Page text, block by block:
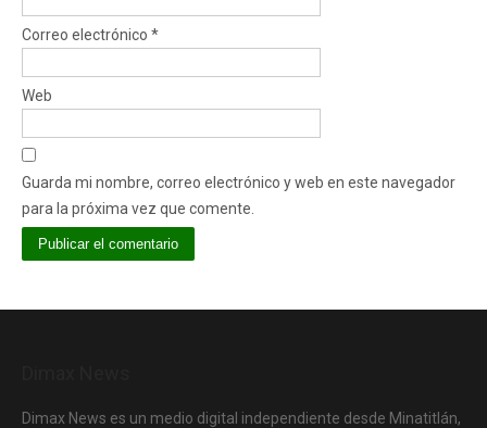
Correo electrónico *
Web
Guarda mi nombre, correo electrónico y web en este navegador
para la próxima vez que comente.
Dimax News es un medio digital independiente desde Minatitlán,